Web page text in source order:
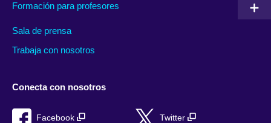
Formación para profesores
Sala de prensa
Trabaja con nosotros
Conecta con nosotros
Facebook Twitter